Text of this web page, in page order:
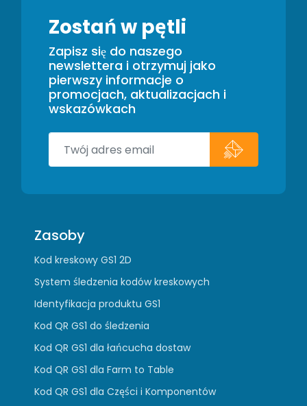
Zostań w pętli
Zapisz się do naszego
newslettera i otrzymuj jako
pierwszy informacje o
promocjach, aktualizacjach i
wskazówkach
Zasoby
Kod kreskowy GS1 2D
System śledzenia kodów kreskowych
Identyfikacja produktu GS1
Kod QR GS1 do śledzenia
Kod QR GS1 dla łańcucha dostaw
Kod QR GS1 dla Farm to Table
Kod QR GS1 dla Części i Komponentów